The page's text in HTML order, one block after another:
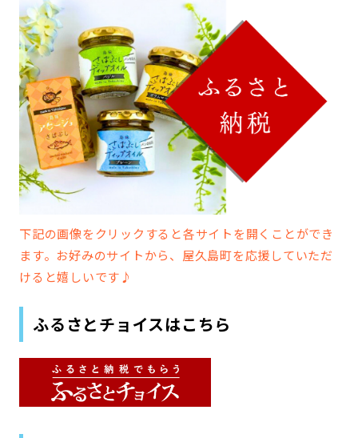
下記の画像をクリックすると各サイトを開くことができ
ます。お好みのサイトから、屋久島町を応援していただ
けると嬉しいです♪
ふるさとチョイスはこちら